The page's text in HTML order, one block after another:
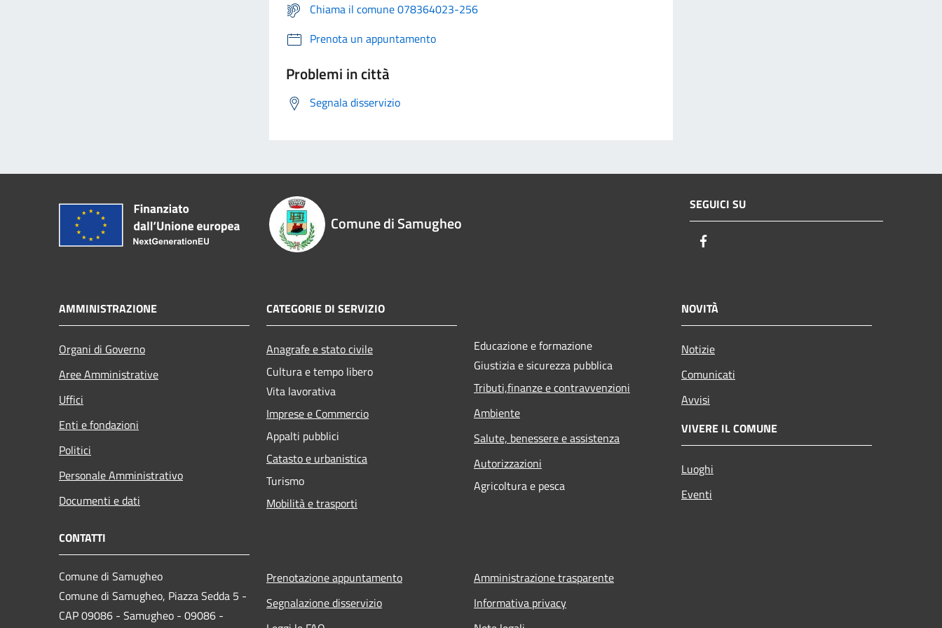
Chiama il comune 078364023-256
Prenota un appuntamento
Problemi in città
Segnala disservizio
Comune di Samugheo
SEGUICI SU
AMMINISTRAZIONE
Organi di Governo
Aree Amministrative
Uffici
Enti e fondazioni
Politici
Personale Amministrativo
Documenti e dati
CATEGORIE DI SERVIZIO
Anagrafe e stato civile
Cultura e tempo libero
Vita lavorativa
Imprese e Commercio
Appalti pubblici
Catasto e urbanistica
Turismo
Mobilità e trasporti
Educazione e formazione
Giustizia e sicurezza pubblica
Tributi,finanze e contravvenzioni
Ambiente
Salute, benessere e assistenza
Autorizzazioni
Agricoltura e pesca
NOVITÀ
Notizie
Comunicati
Avvisi
VIVERE IL COMUNE
Luoghi
Eventi
CONTATTI
Comune di Samugheo
Comune di Samugheo, Piazza Sedda 5 -
CAP 09086 - Samugheo - 09086 -
Prenotazione appuntamento
Segnalazione disservizio
Amministrazione trasparente
Informativa privacy